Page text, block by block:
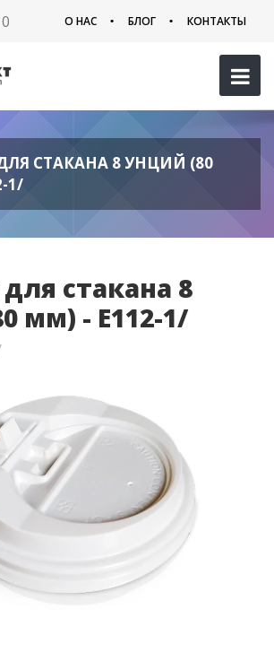
О НАС БЛОГ КОНТАКТЫ
СТАКАНА 8 УНЦИЙ (80
1/
стакана 8
мм) - E112-1/